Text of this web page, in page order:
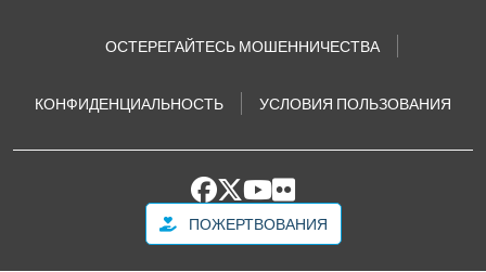
ОСТЕРЕГАЙТЕСЬ МОШЕННИЧЕСТВА
КОНФИДЕНЦИАЛЬНОСТЬ УСЛОВИЯ ПОЛЬЗОВАНИЯ
ПОЖЕРТВОВАНИЯ